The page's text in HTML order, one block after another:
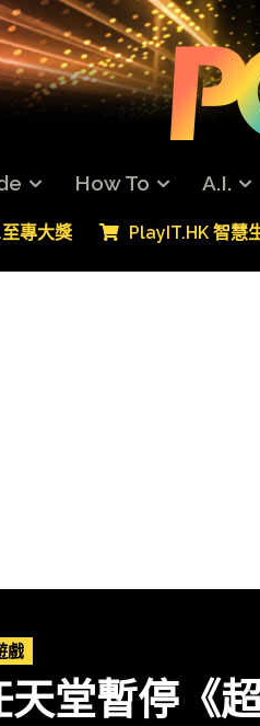
How To A.I.
專大獎 PlayIT.HK 智慧
戲
堂暫停《